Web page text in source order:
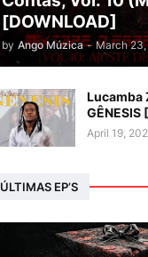
[DOWNLOAD]
by Ango Múzica - March
Lucamba
GÊNESIS
April 19,
ÚLTIMAS EP’S